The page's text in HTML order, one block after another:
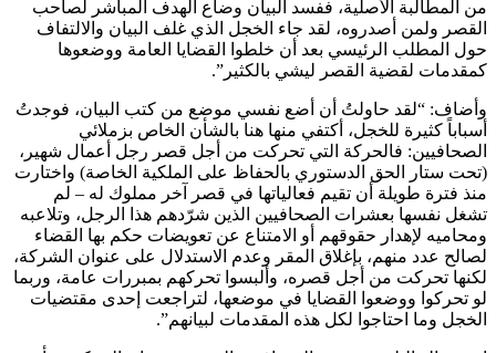
من المطالبة الأصلية، ففسد البيان وضاع الهدف المباشر لصاحب
القصر ولمن أصدروه، لقد جاء الخجل الذي غلف البيان والالتفاف
حول المطلب الرئيسي بعد أن خلطوا القضايا العامة ووضعوها
كمقدمات لقضية القصر ليشي بالكثير”.
وأضاف: “لقد حاولتُ أن أضع نفسي موضع من كتب البيان، فوجدتُ
أسباباً كثيرة للخجل، أكتفي منها هنا بالشأن الخاص بزملائي
الصحافيين: فالحركة التي تحركت من أجل قصر رجل أعمال شهير،
(تحت ستار الحق الدستوري بالحفاظ على الملكية الخاصة) واختارت
منذ فترة طويلة أن تقيم فعالياتها في قصر آخر مملوك له – لم
تشغل نفسها بعشرات الصحافيين الذين شرّدهم هذا الرجل، وتلاعبه
ومحاميه لإهدار حقوقهم أو الامتناع عن تعويضات حكم بها القضاء
لصالح عدد منهم، بإغلاق المقر وعدم الاستدلال على عنوان الشركة،
لكنها تحركت من أجل قصره، وألبسوا تحركهم بمبررات عامة، وربما
لو تحركوا ووضعوا القضايا في موضعها، لتراجعت إحدى مقتضيات
الخجل وما احتاجوا لكل هذه المقدمات لبيانهم”.